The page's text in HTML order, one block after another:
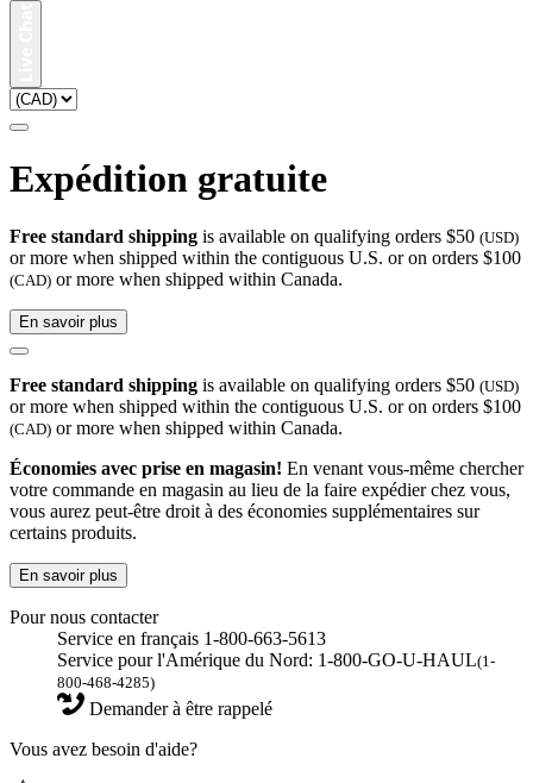
Expédition gratuite
Free standard shipping is available on qualifying orders $50 (USD)
or more when shipped within the contiguous U.S. or on orders $100
(CAD) or more when shipped within Canada.
En savoir plus
Free standard shipping is available on qualifying orders $50 (USD)
or more when shipped within the contiguous U.S. or on orders $100
(CAD) or more when shipped within Canada.
Économies avec prise en magasin! En venant vous-même chercher
votre commande en magasin au lieu de la faire expédier chez vous,
vous aurez peut-être droit à des économies supplémentaires sur
certains produits.
En savoir plus
Pour nous contacter
Service en français 1-800-663-5613
Service pour l'Amérique du Nord: 1-800-GO-U-HAUL(1-
800-468-4285)
Demander à être rappelé
Vous avez besoin d'aide?